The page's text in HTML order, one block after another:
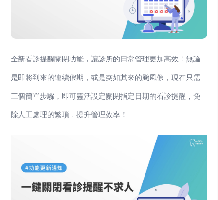
全新看診提醒關閉功能，讓診所的日常管理更加高效！無論
是即將到來的連續假期，或是突如其來的颱風假，現在只需
三個簡單步驟，即可靈活設定關閉指定日期的看診提醒，免
除人工處理的繁瑣，提升管理效率！